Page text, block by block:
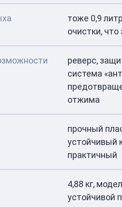
тоже 0,9
очистки,
реверс,
система
отжима
прочный
устойчивый
практичный
4,88 кг,
устойчивой